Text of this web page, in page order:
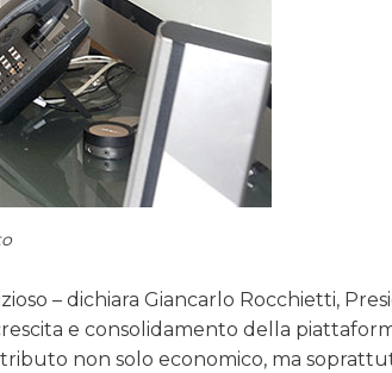
– dichiara Giancarlo Rocchietti,
e consolidamento della
non solo economico, ma